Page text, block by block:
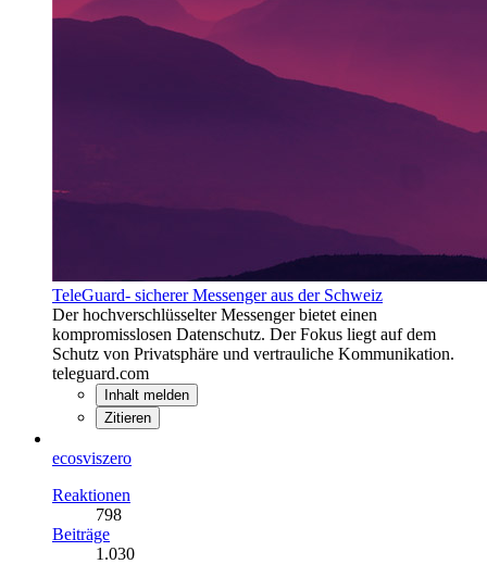
TeleGuard- sicherer Messenger aus der Schweiz
Der hochverschlüsselter Messenger bietet einen
kompromisslosen Datenschutz. Der Fokus liegt auf dem
Schutz von Privatsphäre und vertrauliche Kommunikation.
teleguard.com
Inhalt melden
Zitieren
ecosviszero
Reaktionen
798
Beiträge
1.030